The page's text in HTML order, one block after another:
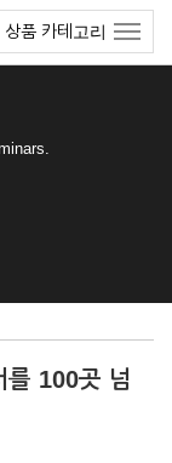
상품 카테고리
100곳 넘